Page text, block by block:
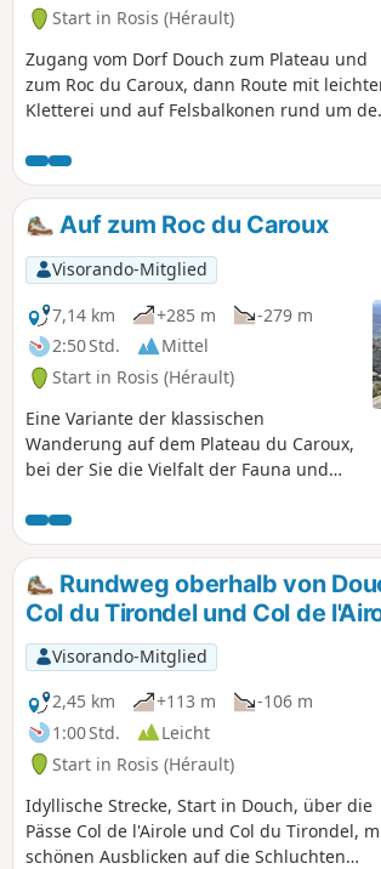
Start in Rosis (Hérault)
Zugang vom Dorf Douch zum Plateau und
zum Roc du Caroux, dann Route mit
Kletterei und auf Felsbalkonen rund um
herumzugehen und einen 360°-Blick auf die
Schluchten von Héric unter Ihnen zu
genießen. Rückkehr über das Plateau zum
Dorf. ⚠️ Schlechter Mobilfunkempfang in
den Felsen der Felsnadeln. Die Tour ist
anspruchsvoll, informieren Sie Ihre
Angehörigen über Ihre Route.
Auf zum Roc du Caroux
Visorando-Mitglied
7,14 km
+285 m
-279 m
2:50 Std.
Mittel
Start in Rosis (Hérault)
Eine Variante der klassischen
Wanderung auf dem Plateau du Caroux,
bei der Sie die Vielfalt der Fauna und
Höhe entdecken können: Laub- und
Nadelwälder, Bäche, Moore, Ginster-
und Heidekrautflächen. Außerdem
erwarten Sie eine Orientierungstafel
und weitläufige Panoramablicke auf die
umliegenden Berge und Täler. Auf dem
zweiten Teil der Wanderung entdecken
Sie die mineralische Welt der Nord- und
Westhänge des Plateaus, die wilder und
weniger frequentiert sind, in der Nähe
des Roc Caroux und der
Mufflonpopulationen.
Rundweg oberhalb von
Col du Tirondel und Col de
Visorando-Mitglied
2,45 km
+113 m
-106 m
1:00 Std.
Leicht
Start in Rosis (Hérault)
Idyllische Strecke, Start in Douch, über die
Pässe Col de l'Airole und Col du Tirondel,
schönen Ausblicken auf die Schluchten